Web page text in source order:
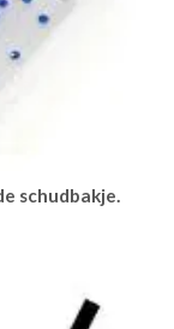
schudbakje.